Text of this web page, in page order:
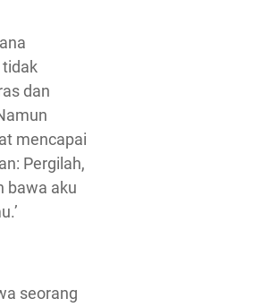
tidak
dan
mencapai
Pergilah,
bawa aku
seorang